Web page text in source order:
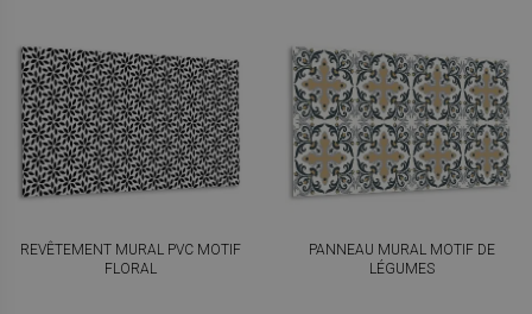
REVÊTEMENT MURAL PVC MOTIF
FLORAL
PANNEAU MURAL MOTIF DE
LÉGUMES